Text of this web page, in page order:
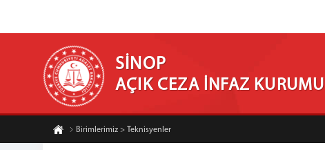
SİNOP
AÇIK CEZA İNFAZ KURUMU
Birimlerimiz > Teknisyenler